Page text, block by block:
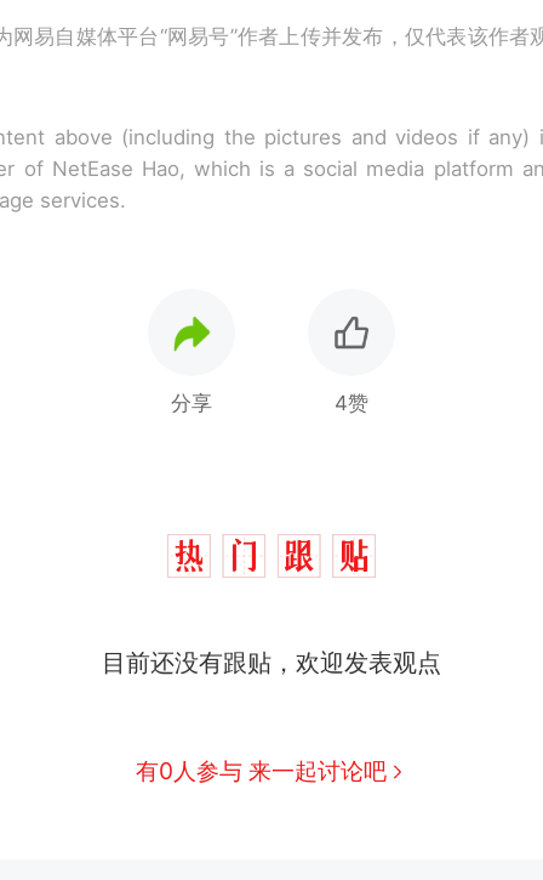
网易自媒体平台“网易号”作者上传并发布，仅代表该作者
above (including the pictures and videos if any)
of NetEase Hao, which is a social media platform
services.
分享 4赞
目前还没有跟贴，欢迎发表观点
有0人参与 来一起讨论吧
费大厨“全国小炒肉大王”称号，仅凭视频评出？